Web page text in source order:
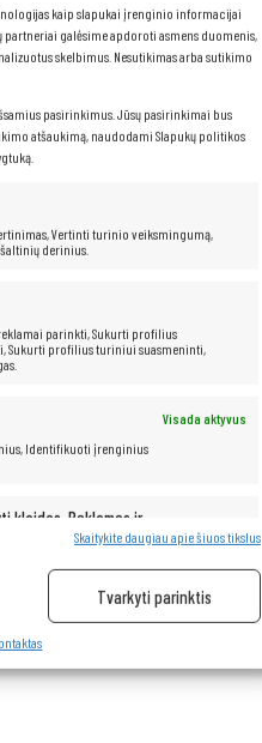
kaip slapukai įrenginio informacijai
galėsime apdoroti asmens duomenis,
skelbimus. Nesutikimas arba sutikimo
pasirinkimus. Jūsų pasirinkimai bus
atšaukimą, naudodami Slapukų politikos
Vertinti turinio veiksmingumą,
derinius.
parinkti, Sukurti profilius
Sukurti profilius turiniui suasmeninti,
Visada aktyvus
Identifikuoti įrenginius
klaidas, Reklamos ir
Skaitykite daugiau apie šiuos tikslus
Tvarkyti parinktis
GHz (iki 3,60 GHz)